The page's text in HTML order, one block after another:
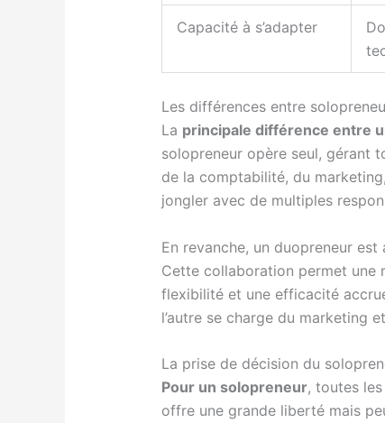
Capacité à s’adapter
Les différences entre
La principale différence entre
solopreneur opère seul, gérant
de la comptabilité, du
jongler avec de multiples
En revanche, un duopreneur
Cette collaboration permet une
flexibilité et une efficacité
l’autre se charge du marketing
La prise de décision du
Pour un solopreneur, toutes
offre une grande liberté mais